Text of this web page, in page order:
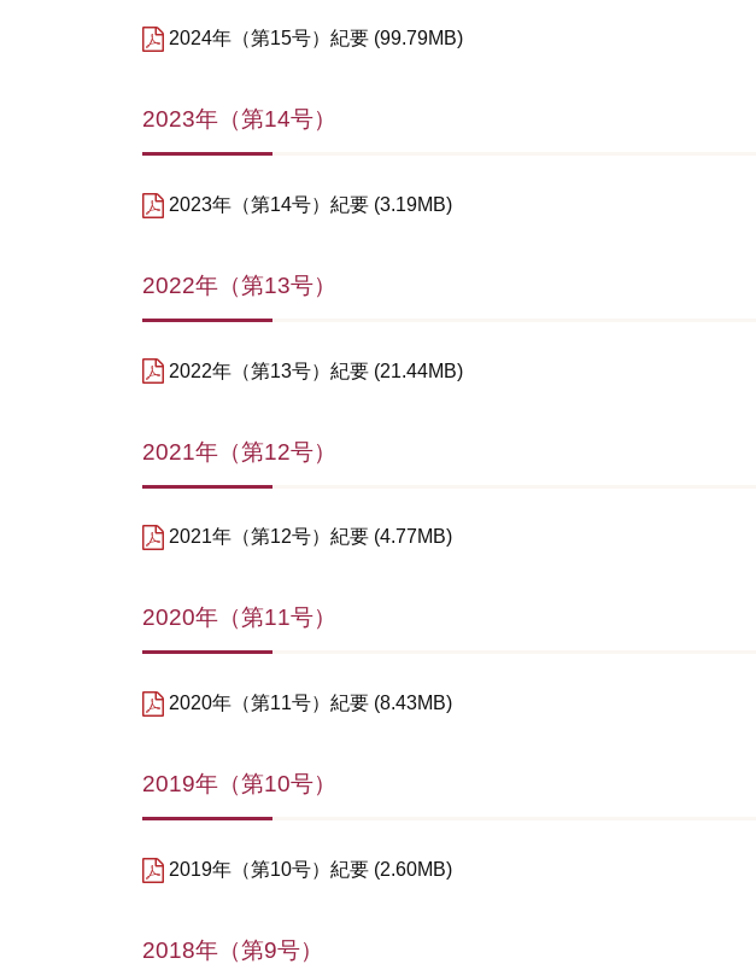
2024年（第15号）紀要 99.79MB
2023年（第14号）
2023年（第14号）紀要 3.19MB
2022年（第13号）
2022年（第13号）紀要 21.44MB
2021年（第12号）
2021年（第12号）紀要 4.77MB
2020年（第11号）
2020年（第11号）紀要 8.43MB
2019年（第10号）
2019年（第10号）紀要 2.60MB
2018年（第9号）